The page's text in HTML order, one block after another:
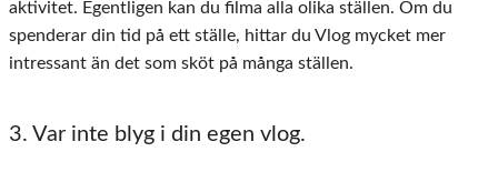
aktivitet. Egentligen kan du filma alla olika ställen. Om du
spenderar din tid på ett ställe, hittar du Vlog mycket mer
intressant än det som sköt på många ställen.
3. Var inte blyg i din egen vlog.